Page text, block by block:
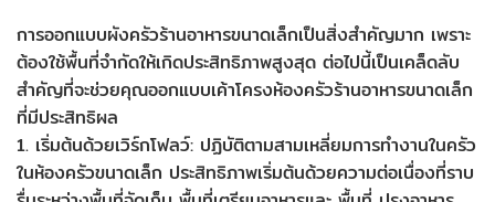
การออกแบบผังครัวร้านอาหารขนาดเล็กเป็นสิ่งสำคัญมาก เพราะ
ต้องใช้พื้นที่จำกัดให้เกิดประสิทธิภาพสูงสุด ต่อไปนี้เป็นเคล็ดลับ
สำคัญที่จะช่วยคุณออกแบบเค้าโครงห้องครัวร้านอาหารขนาดเล็ก
ที่มีประสิทธิผล
1. เริ่มต้นด้วยเวิร์กโฟลว์: ปฏิบัติตามสามเหลี่ยมการทำงานในครัว
ในห้องครัวขนาดเล็ก ประสิทธิภาพเริ่มต้นด้วยความต่อเนื่องที่ราบ